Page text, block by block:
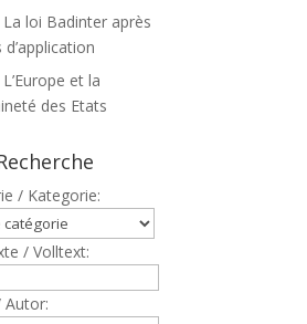
La loi Badinter après
d’application
L’Europe et la
des Etats
/ Kategorie:
/ Volltext:
Autor: